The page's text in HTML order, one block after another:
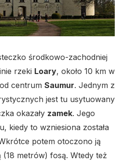
środkowo-zachodniej
rzeki Loary, około 10 km w
centrum Saumur. Jednym z
jest tu usytuowany
okazały zamek. Jego
kiedy to wzniesiona została
potem otoczono ją
(18 metrów) fosą. Wtedy też